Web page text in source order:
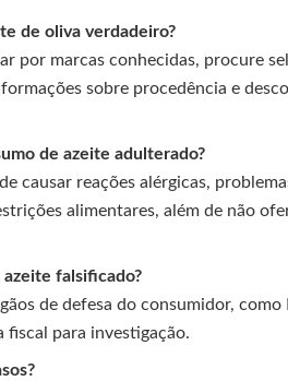
de oliva verdadeiro?
por marcas conhecidas, procure
sobre procedência e
de azeite adulterado?
causar reações alérgicas,
alimentares, além de não
falsificado?
de defesa do consumidor,
fiscal para investigação.